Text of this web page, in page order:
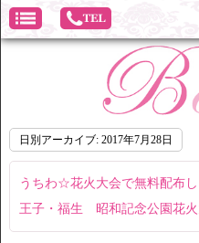
日別アーカイブ: 2017年7月28日
うちわ☆花火大会で無料配布
王子・福生 昭和記念公園花火